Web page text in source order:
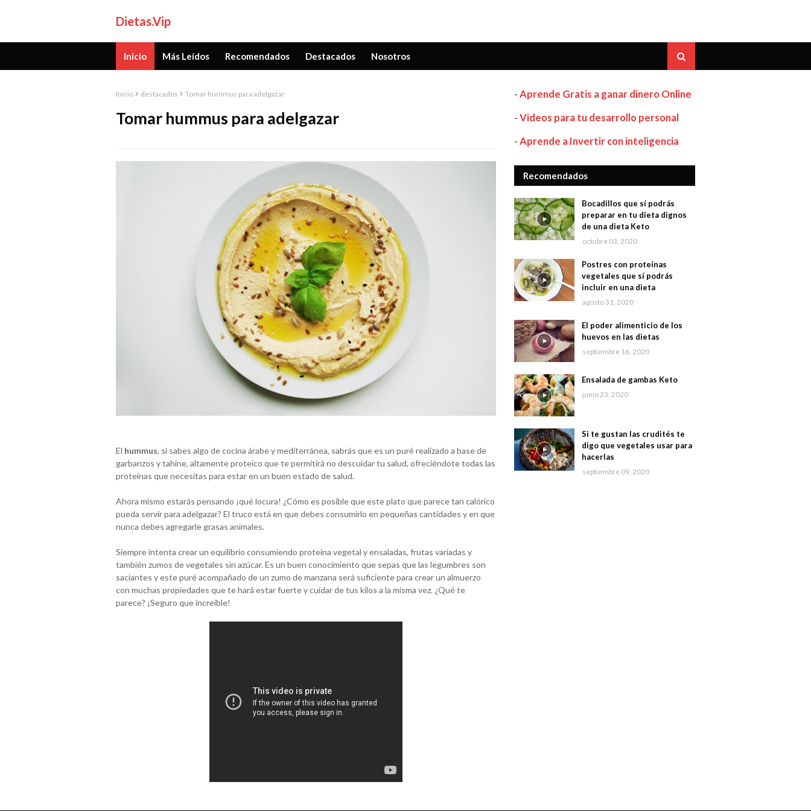
Dietas.Vip
Inicio Más Leídos Recomendados Destacados Nosotros
Inicio destacados Tomar hummus para adelgazar
Tomar hummus para adelgazar
El hummus, si sabes algo de cocina árabe y mediterránea, sabrás que es un puré realizado a base de
garbanzos y tahine, altamente proteico que te permitirá no descuidar tu salud, ofreciéndote todas las
proteínas que necesitas para estar en un buen estado de salud.
Ahora mismo estarás pensando ¡qué locura! ¿Cómo es posible que este plato que parece tan calórico
pueda servir para adelgazar? El truco está en que debes consumirlo en pequeñas cantidades y en que
nunca debes agregarle grasas animales.
Siempre intenta crear un equilibrio consumiendo proteína vegetal y ensaladas, frutas variadas y
también zumos de vegetales sin azúcar. Es un buen conocimiento que sepas que las legumbres son
saciantes y este puré acompañado de un zumo de manzana será suficiente para crear un almuerzo
con muchas propiedades que te hará estar fuerte y cuidar de tus kilos a la misma vez. ¿Qué te
parece? ¡Seguro que increíble!
-Aprende Gratis a ganar dinero Online
-Videos para tu desarrollo personal
-Aprende a Invertir con inteligencia
Recomendados
Bocadillos que sí podrás
preparar en tu dieta dignos
de una dieta Keto
octubre 03, 2020
Postres con proteínas
vegetales que sí podrás
incluir en una dieta
agosto 31, 2020
El poder alimenticio de los
huevos en las dietas
septiembre 16, 2020
Ensalada de gambas Keto
junio 23, 2020
Si te gustan las crudités te
digo que vegetales usar para
hacerlas
septiembre 09, 2020